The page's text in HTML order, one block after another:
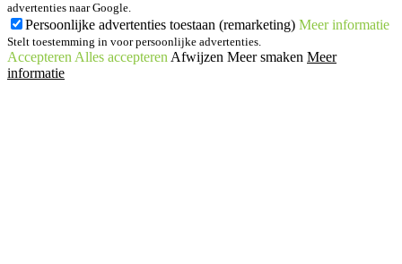
advertenties naar Google.
Persoonlijke advertenties toestaan (remarketing) Meer informatie
Stelt toestemming in voor persoonlijke advertenties.
Accepteren Alles accepteren Afwijzen Meer smaken Meer
informatie